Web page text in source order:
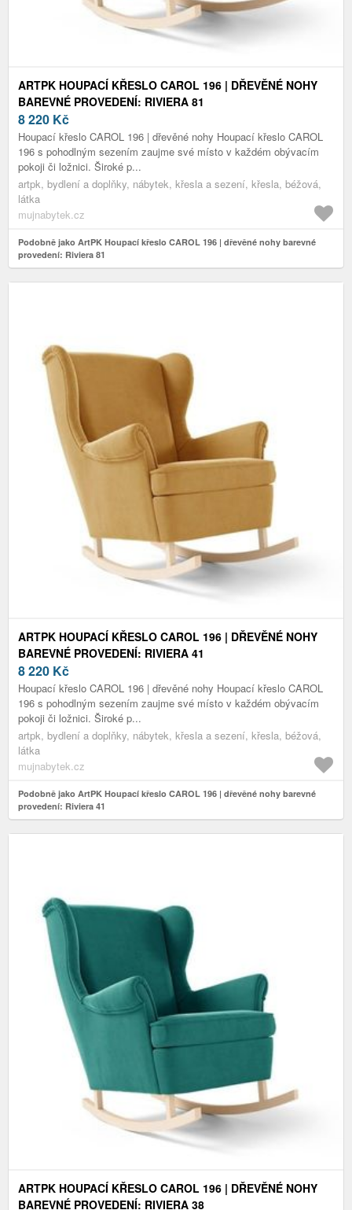
ARTPK HOUPACÍ KŘESLO CAROL 196 | DŘEVĚNÉ NOHY
BAREVNÉ PROVEDENÍ: RIVIERA 81
8 220 Kč
Houpací křeslo CAROL 196 | dřevěné nohy Houpací křeslo CAROL
196 s pohodlným sezením zaujme své místo v každém obývacím
pokoji či ložnici. Široké p...
artpk, bydlení a doplňky, nábytek, křesla a sezení, křesla, béžová,
látka
mujnabytek.cz
Podobně jako ArtPK Houpací křeslo CAROL 196 | dřevěné nohy barevné
provedení: Riviera 81
ARTPK HOUPACÍ KŘESLO CAROL 196 | DŘEVĚNÉ NOHY
BAREVNÉ PROVEDENÍ: RIVIERA 41
8 220 Kč
Houpací křeslo CAROL 196 | dřevěné nohy Houpací křeslo CAROL
196 s pohodlným sezením zaujme své místo v každém obývacím
pokoji či ložnici. Široké p...
artpk, bydlení a doplňky, nábytek, křesla a sezení, křesla, béžová,
látka
mujnabytek.cz
Podobně jako ArtPK Houpací křeslo CAROL 196 | dřevěné nohy barevné
provedení: Riviera 41
ARTPK HOUPACÍ KŘESLO CAROL 196 | DŘEVĚNÉ NOHY
BAREVNÉ PROVEDENÍ: RIVIERA 38